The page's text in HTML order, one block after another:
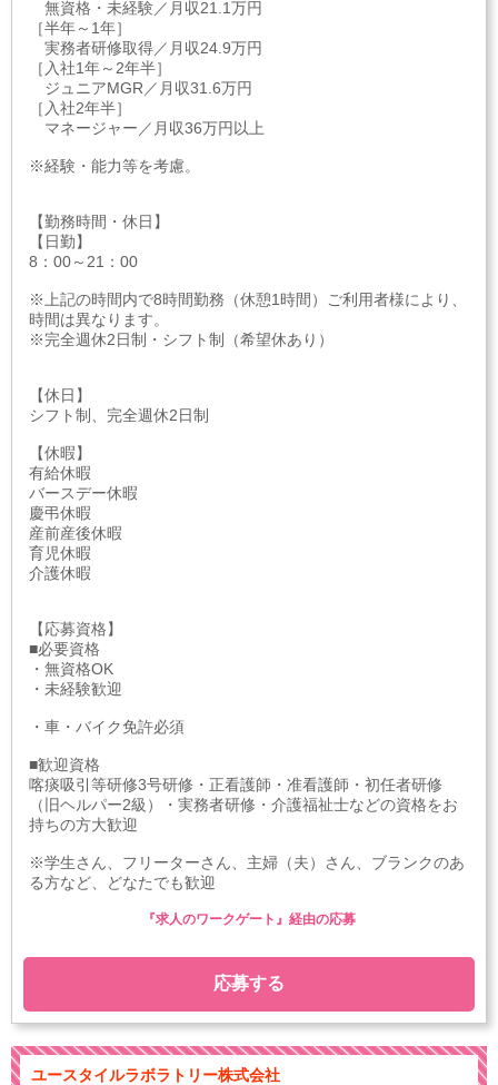
無資格・未経験／月収21.1万円
［半年～1年］
実務者研修取得／月収24.9万円
［入社1年～2年半］
ジュニアMGR／月収31.6万円
［入社2年半］
マネージャー／月収36万円以上
※経験・能力等を考慮。
【勤務時間・休日】
【日勤】
8：00～21：00
※上記の時間内で8時間勤務（休憩1時間）ご利用者様により、
時間は異なります。
※完全週休2日制・シフト制（希望休あり）
【休日】
シフト制、完全週休2日制
【休暇】
有給休暇
バースデー休暇
慶弔休暇
産前産後休暇
育児休暇
介護休暇
【応募資格】
■必要資格
・無資格OK
・未経験歓迎
・車・バイク免許必須
■歓迎資格
喀痰吸引等研修3号研修・正看護師・准看護師・初任者研修
（旧ヘルパー2級）・実務者研修・介護福祉士などの資格をお
持ちの方大歓迎
※学生さん、フリーターさん、主婦（夫）さん、ブランクのあ
る方など、どなたでも歓迎
応募する
『求人のワークゲート』経由の応募
ユースタイルラボラトリー株式会社